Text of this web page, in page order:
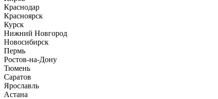
Краснодар
Красноярск
Курск
Нижний Новгород
Новосибирск
Пермь
Ростов-на-Дону
Тюмень
Саратов
Ярославль
Астана